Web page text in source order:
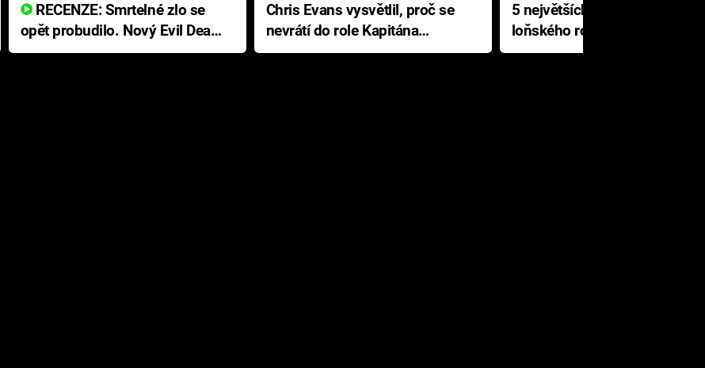
RECENZE: Smrtelné zlo se
opět probudilo. Nový Evil Dead
přichází s neodolatelnou
Chris Evans vysvětlil, proč se
nevrátí do role Kapitána
Ameriky
5 největších propadáků
loňského roku: Disney na
jediné katastrofě prodělal 200